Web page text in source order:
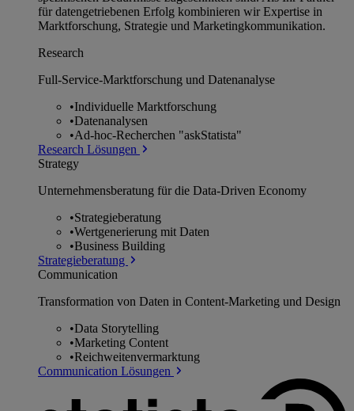
für datengetriebenen Erfolg kombinieren wir Expertise in
Marktforschung, Strategie und Marketingkommunikation.
Research
Full-Service-Marktforschung und Datenanalyse
•Individuelle Marktforschung
•Datenanalysen
•Ad-hoc-Recherchen "askStatista"
Research Lösungen
Strategy
Unternehmens­beratung für die Data-Driven Economy
•Strategieberatung
•Wertgenerierung mit Daten
•Business Building
Strategieberatung
Communication
Transformation von Daten in Content-Marketing und Design
•Data Storytelling
•Marketing Content
•Reichweitenvermarktung
Communication Lösungen